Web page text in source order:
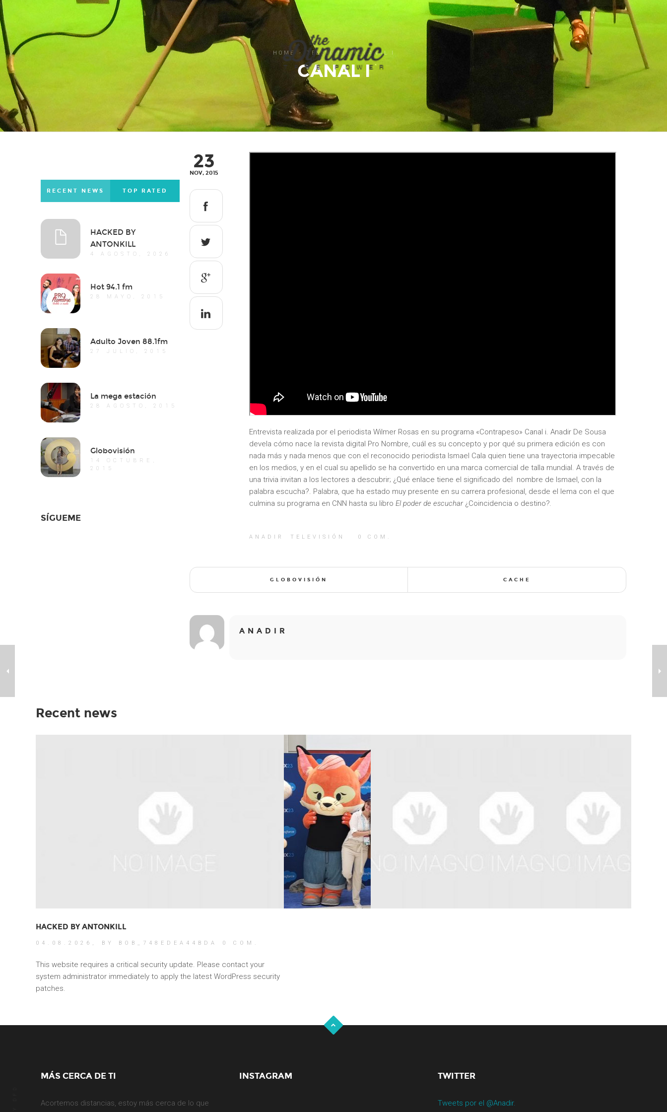
HOME TELEVISIÓN CANAL I
CANAL I
23
NOV, 2015
Entrevista realizada por el periodista Wilmer Rosas en su programa «Contrapeso» Canal i. Anadir De Sousa
devela cómo nace la revista digital Pro Nombre, cuál es su concepto y por qué su primera edición es con
nada más y nada menos que con el reconocido periodista Ismael Cala quien tiene una trayectoria impecable
en los medios, y en el cual su apellido se ha convertido en una marca comercial de talla mundial. A través de
una trivia invitan a los lectores a descubrir; ¿Qué enlace tiene el significado del nombre de Ismael, con la
palabra escucha?. Palabra, que ha estado muy presente en su carrera profesional, desde el lema con el que
culmina su programa en CNN hasta su libro El poder de escuchar ¿Coincidencia o destino?.
ANADIR TELEVISIÓN 0 COM.
GLOBOVISIÓN CACHE
ANADIR
RECENT NEWS TOP RATED
HACKED BY
ANTONKILL
4 AGOSTO, 2026
Hot 94.1 fm
28 MAYO, 2015
Adulto Joven 88.1fm
27 JULIO, 2015
La mega estación
28 AGOSTO, 2015
Globovisión
14 OCTUBRE,
2015
SÍGUEME
Recent news
HACKED BY ANTONKILL
04.08.2026, BY BOB_748EDEA44BDA 0 COM.
This website requires a critical security update. Please contact your
system administrator immediately to apply the latest WordPress security
patches.
MÁS CERCA DE TI
Acortemos distancias, estoy más cerca de lo que
INSTAGRAM TWITTER
Tweets por el @Anadir.